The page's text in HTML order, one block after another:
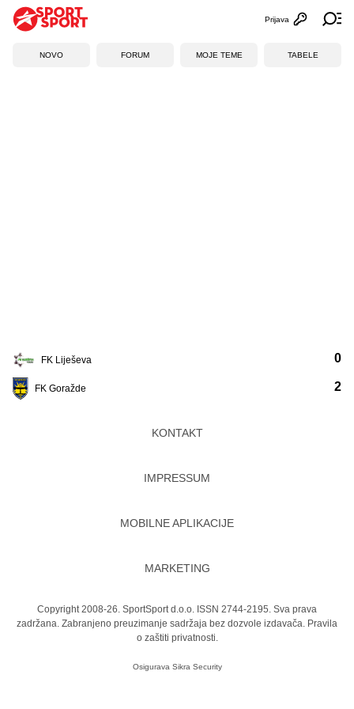
Otvori
Prijava
NOVO FORUM MOJE TEME TABELE
FK Liješeva
FK Goražde
0
2
KONTAKT
IMPRESSUM
MOBILNE APLIKACIJE
MARKETING
Copyright 2008-26. SportSport d.o.o. ISSN 2744-2195. Sva prava
zadržana. Zabranjeno preuzimanje sadržaja bez dozvole izdavača. Pravila
o zaštiti privatnosti.
Osigurava Sikra Security